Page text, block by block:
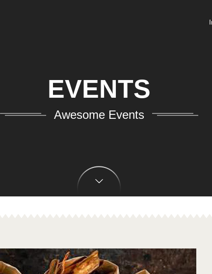
EVENTS
Awesome Events